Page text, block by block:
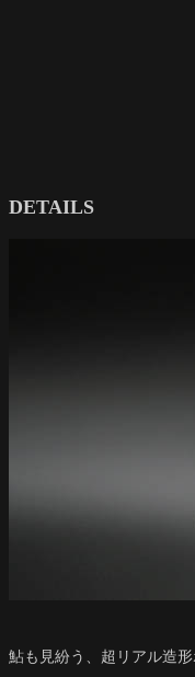
DETAILS
鮎も見紛う、超リアル造形